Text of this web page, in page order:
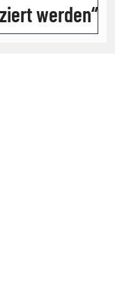
200-Seiten-Bericht reduziert werden“